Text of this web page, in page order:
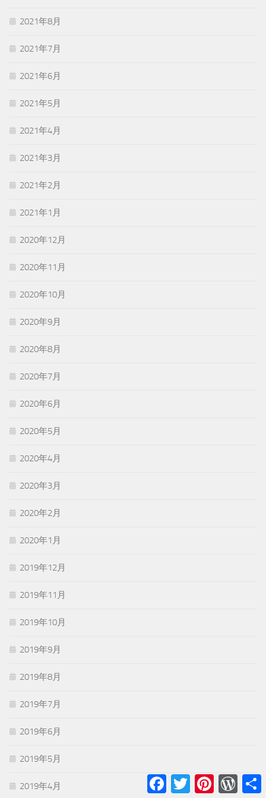
2021年8月
2021年7月
2021年6月
2021年5月
2021年4月
2021年3月
2021年2月
2021年1月
2020年12月
2020年11月
2020年10月
2020年9月
2020年8月
2020年7月
2020年6月
2020年5月
2020年4月
2020年3月
2020年2月
2020年1月
2019年12月
2019年11月
2019年10月
2019年9月
2019年8月
2019年7月
2019年6月
2019年5月
2019年4月
FacebookTwitter Pinterest